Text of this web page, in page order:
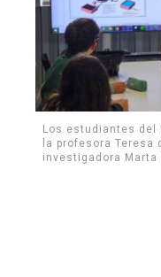
Los estudiantes del
la profesora Teresa
investigadora Marta